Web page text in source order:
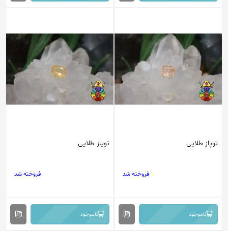
توپاز طلایی
فروخته شد
ناموجود
توپاز طلایی
فروخته شد
ناموجود